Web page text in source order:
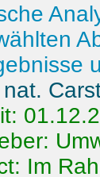
nat.
Im